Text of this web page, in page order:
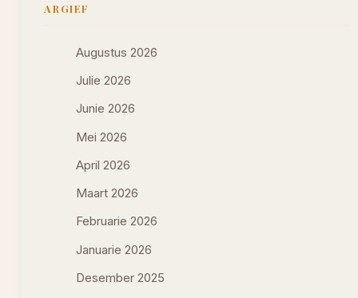
ARGIEF
Augustus 2026
Julie 2026
Junie 2026
Mei 2026
April 2026
Maart 2026
Februarie 2026
Januarie 2026
Desember 2025